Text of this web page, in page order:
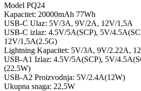
Model PQ24
Kapacitet: 20000mAh 77Wh
USB-C Ulaz: 5V/3A, 9V/2A, 12V/1,5A
USB-C izlaz: 4.5V/5A(SCP), 5V/
12V/1,5A(2.5G)
Lightning Kapacitet: 5V/3A, 9V/2.22A,
USB-A1 Izlaz: 4.5V/5A(SCP), 5V/
(22.5W)
USB-A2 Proizvodnja: 5V/2.4A(12W)
Ukupna snaga: 22,5W